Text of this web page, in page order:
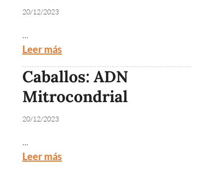
20/12/2023
...
Leer más
Caballos: ADN
Mitrocondrial
20/12/2023
...
Leer más